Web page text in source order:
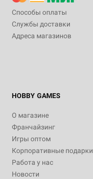
Способы оплаты
Службы доставки
Адреса магазинов
HOBBY GAMES
О магазине
Франчайзинг
Игры оптом
Корпоративные подарки
Работа у нас
Новости